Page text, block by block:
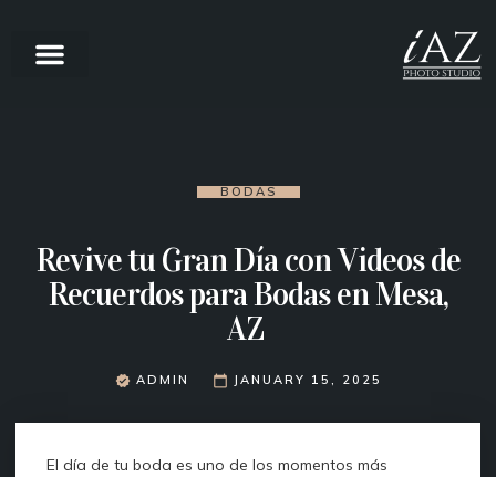
BODAS
Revive tu Gran Día con Videos de
Recuerdos para Bodas en Mesa,
AZ
ADMIN JANUARY 15, 2025
El día de tu boda es uno de los momentos más